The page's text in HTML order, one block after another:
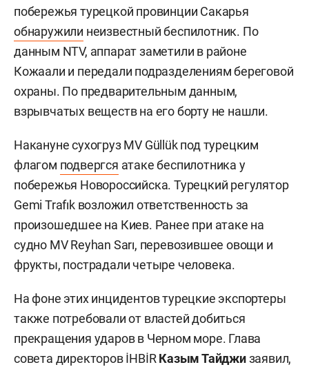
побережья турецкой провинции Сакарья
обнаружили неизвестный беспилотник. По
данным NTV, аппарат заметили в районе
Кожаали и передали подразделениям береговой
охраны. По предварительным данным,
взрывчатых веществ на его борту не нашли.
Накануне сухогруз MV Güllük под турецким
флагом подвергся атаке беспилотника у
побережья Новороссийска. Турецкий регулятор
Gemi Trafık возложил ответственность за
произошедшее на Киев. Ранее при атаке на
судно MV Reyhan Sarı, перевозившее овощи и
фрукты, пострадали четыре человека.
На фоне этих инцидентов турецкие экспортеры
также потребовали от властей добиться
прекращения ударов в Черном море. Глава
совета директоров İHBİRКазым Тайджизаявил,